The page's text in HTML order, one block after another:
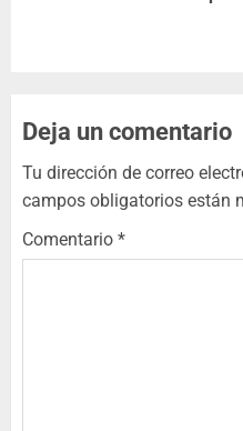
Deja un comentario
Tu dirección de correo
campos obligatorios están
Comentario *